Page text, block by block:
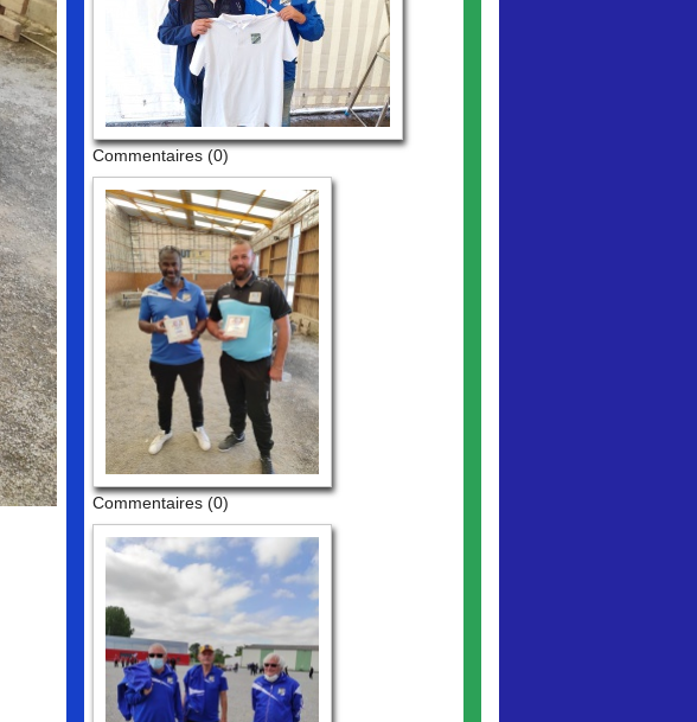
Commentaires (0)
Commentaires (0)